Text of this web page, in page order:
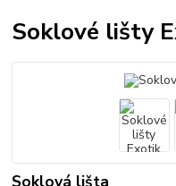
Soklové lišty
Soklová lišta